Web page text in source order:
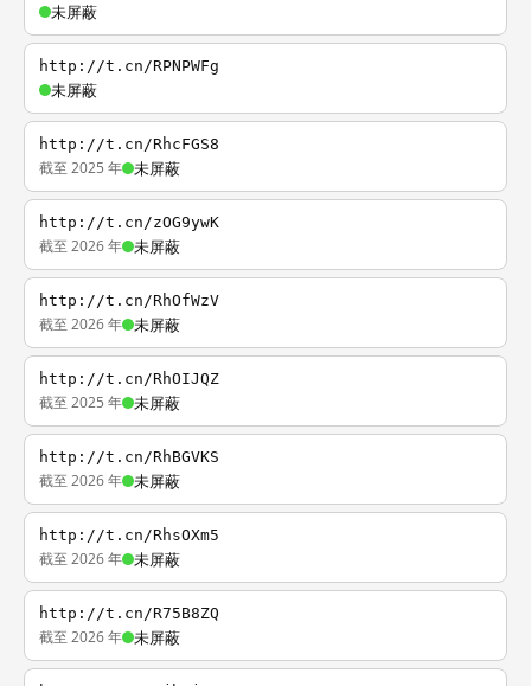
未屏蔽
http://t.cn/RPNPWFg
未屏蔽
http://t.cn/RhcFGS8
截至 2025 年 未屏蔽
http://t.cn/zOG9ywK
截至 2026 年 未屏蔽
http://t.cn/RhOfWzV
截至 2026 年 未屏蔽
http://t.cn/RhOIJQZ
截至 2025 年 未屏蔽
http://t.cn/RhBGVKS
截至 2026 年 未屏蔽
http://t.cn/RhsOXm5
截至 2026 年 未屏蔽
http://t.cn/R75B8ZQ
截至 2026 年 未屏蔽